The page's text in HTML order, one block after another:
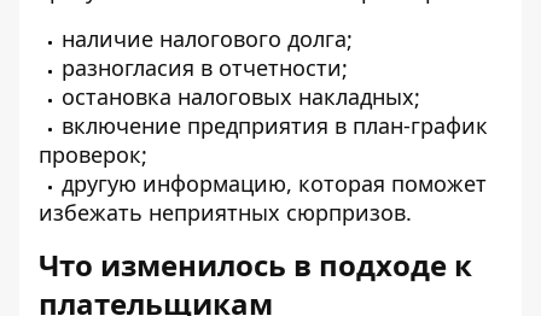
наличие налогового долга;
разногласия в отчетности;
остановка налоговых накладных;
включение предприятия в план-график
проверок;
другую информацию, которая поможет
избежать неприятных сюрпризов.
Что изменилось в подходе к
плательщикам